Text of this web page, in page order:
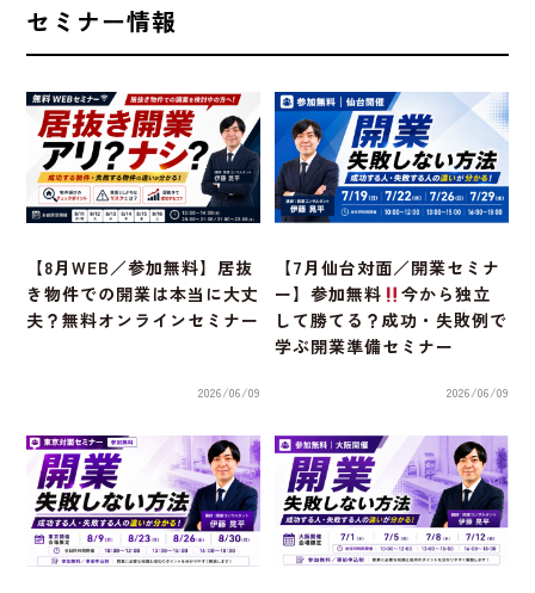
セミナー情報
【8月WEB／参加無料】居抜
き物件での開業は本当に大丈
夫？無料オンラインセミナー
2026/06/09
【7月仙台対面／開業セミナ
ー】参加無料
今から独立
して勝てる？成功・失敗例で
学ぶ開業準備セミナー
2026/06/09